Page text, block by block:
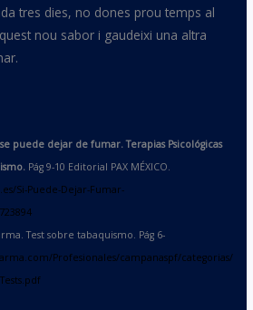
tres dies, no dones prou temps al
nou sabor i gaudeixi una altra
puede dejar de fumar. Terapias Psicológicas
Pág 9-10 Editorial PAX MÉXICO.
Si-Puede-Dejar-Fumar-
Test sobre tabaquismo. Pág 6-
Profesionales/campanaspf/categorias/